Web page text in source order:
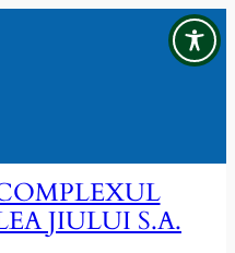
JIULUI S.A.